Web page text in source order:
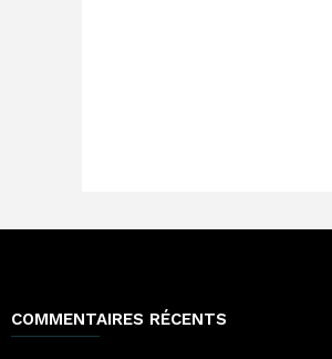
COMMENTAIRES RÉCENTS